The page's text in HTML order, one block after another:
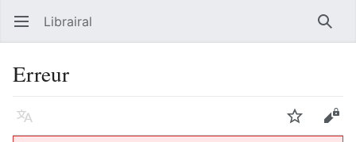
Ouvrir le menu principal Librairal
Erreur
Langue Suivre